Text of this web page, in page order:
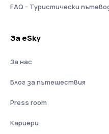
FAQ - Туристически
За eSky
За нас
Блог за пътешествия
Press room
Кариери